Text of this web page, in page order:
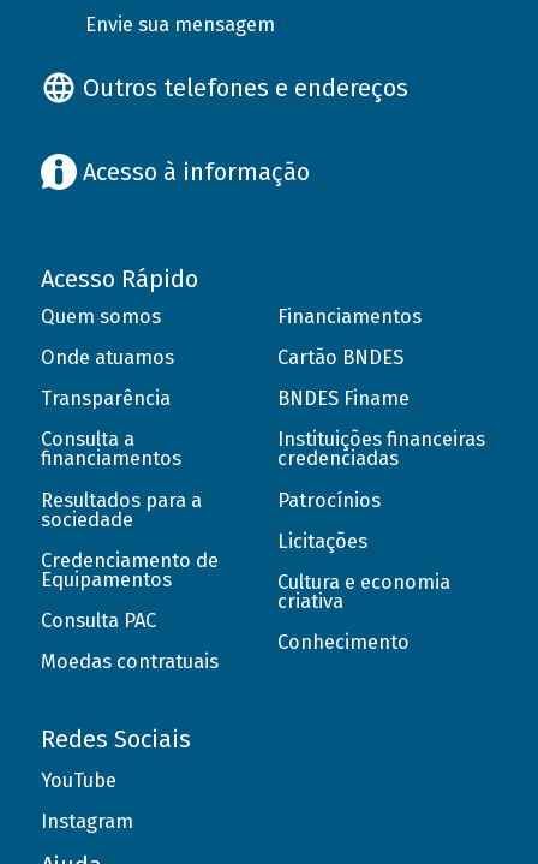
Envie sua mensagem
Outros telefones e endereços
Acesso à informação
Acesso Rápido
Quem somos
Onde atuamos
Transparência
Consulta a
financiamentos
Resultados para a
sociedade
Credenciamento de
Equipamentos
Consulta PAC
Moedas contratuais
Financiamentos
Cartão BNDES
BNDES Finame
Instituições financeiras
credenciadas
Patrocínios
Licitações
Cultura e economia
criativa
Conhecimento
Redes Sociais
YouTube
Instagram